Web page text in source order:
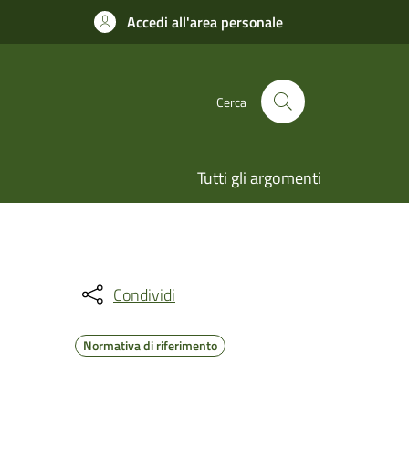
Accedi all'area personale
Cerca
Tutti gli argomenti
Condividi
Normativa di riferimento